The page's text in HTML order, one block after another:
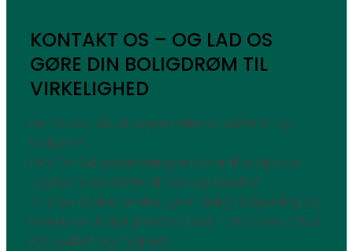
KONTAKT OS – OG LAD OS
GØRE DIN BOLIGDRØM TIL
VIRKELIGHED
Har du en idé, et projekt eller en udfordring i
boligen?
Hos OV Boligoptimering er vi klar til at hjælpe
dig fra første tanke til færdigt resultat.
Vi lytter til dine ønsker, giver ærlig rådgivning og
leverer et uforpligtende tilbud – altid med fokus
på kvalitet og tryghed.